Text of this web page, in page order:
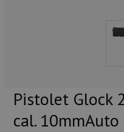
Pistolet Glock
cal. 10mmAuto
NOS CATÉGORIES
Lampes et accessoires